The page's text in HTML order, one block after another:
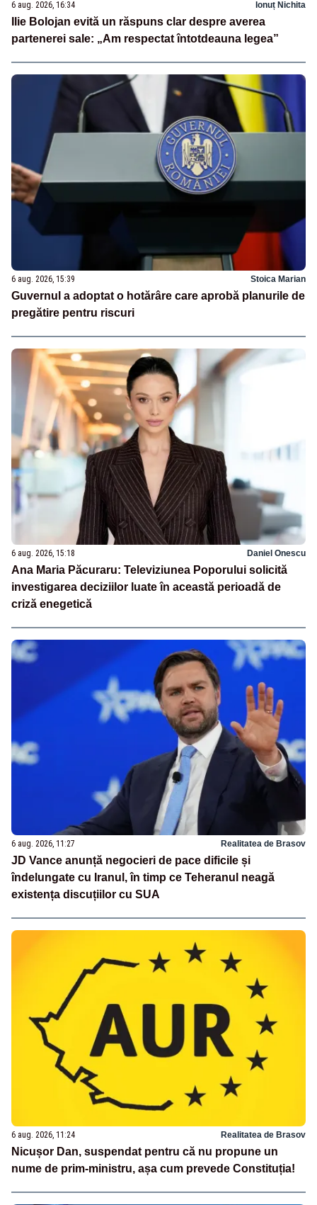
6 aug. 2026, 16:34 Ionuț Nichita
Ilie Bolojan evită un răspuns clar despre averea
partenerei sale: „Am respectat întotdeauna legea”
6 aug. 2026, 15:39 Stoica Marian
Guvernul a adoptat o hotărâre care aprobă planurile de
pregătire pentru riscuri
6 aug. 2026, 15:18 Daniel Onescu
Ana Maria Păcuraru: Televiziunea Poporului solicită
investigarea deciziilor luate în această perioadă de
criză enegetică
6 aug. 2026, 11:27 Realitatea de Brasov
JD Vance anunță negocieri de pace dificile și
îndelungate cu Iranul, în timp ce Teheranul neagă
existența discuțiilor cu SUA
6 aug. 2026, 11:24 Realitatea de Brasov
Nicușor Dan, suspendat pentru că nu propune un
nume de prim-ministru, așa cum prevede Constituția!